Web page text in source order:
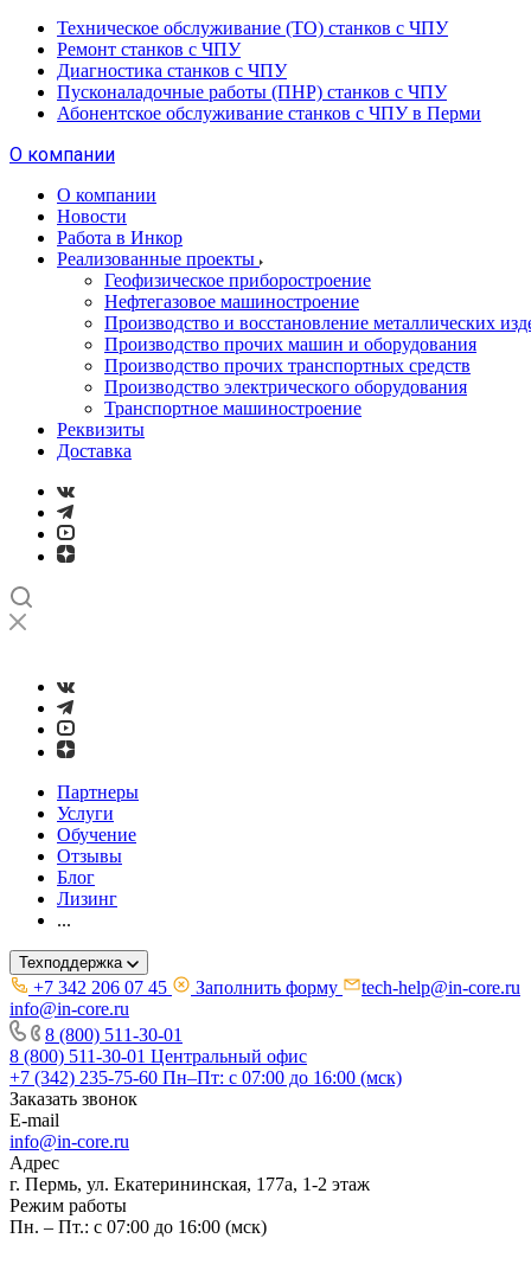
Техническое обслуживание (ТО) станков с ЧПУ
Ремонт станков с ЧПУ
Диагностика станков с ЧПУ
Пусконаладочные работы (ПНР) станков с ЧПУ
Абонентское обслуживание станков с ЧПУ в Перми
О компании
О компании
Новости
Работа в Инкор
Реализованные проекты
Геофизическое приборостроение
Нефтегазовое машиностроение
Производство и восстановление металлических
Производство прочих машин и оборудования
Производство прочих транспортных средств
Производство электрического оборудования
Транспортное машиностроение
Реквизиты
Доставка
Партнеры
Услуги
Обучение
Отзывы
Блог
Лизинг
...
Техподдержка
+7 342 206 07 45 Заполнить форму
tech-help@in-core.ru
info@in-core.ru
8 (800) 511-30-01
8 (800) 511-30-01 Центральный офис
+7 (342) 235-75-60 Пн–Пт: с 07:00 до 16:00 (мск)
Заказать звонок
E-mail
info@in-core.ru
Адрес
г. Пермь, ул. ​Екатерининская, 177а, ​1-2 этаж
Режим работы
Пн. – Пт.: с 07:00 до 16:00 (мск)